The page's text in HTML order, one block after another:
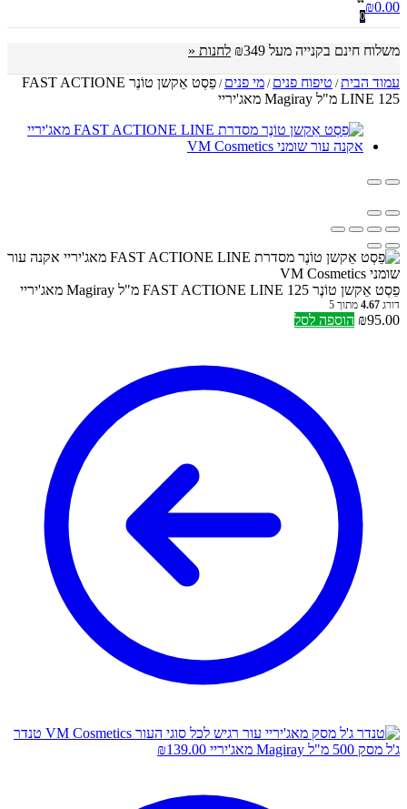
₪0.00
0
משלוח חינם בקנייה מעל ₪349 לחנות «
עמוד הבית/ טיפוח פנים / מי פנים /
פֵסְט אֵקשן טוֹנֶר FAST ACTIONE
LINE 125 מ"ל Magiray מאג'יריי
פֵסְט אֵקשן טוֹנֶר FAST ACTIONE LINE 125 מ"ל Magiray מאג'יריי
דורג 4.67 מתוך 5
₪95.00 הוספה לסל
טנדר
ג'ל מסק 500 מ"ל Magiray מאג'יריי
₪139.00